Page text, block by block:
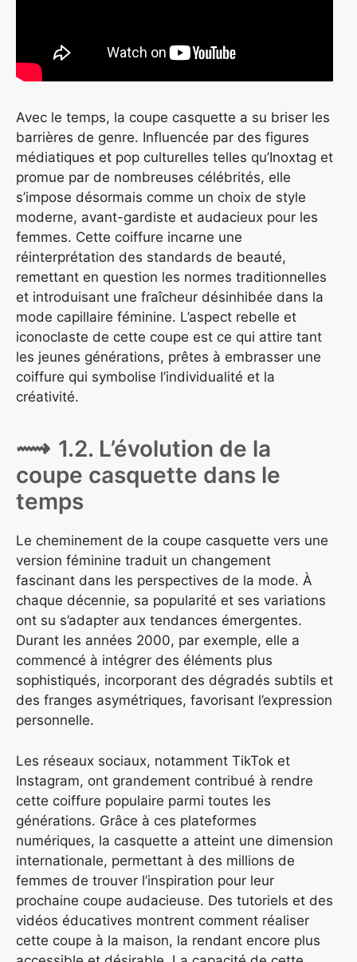
Avec le temps, la coupe casquette a su briser les
barrières de genre. Influencée par des figures
médiatiques et pop culturelles telles qu’Inoxtag et
promue par de nombreuses célébrités, elle
s’impose désormais comme un choix de style
moderne, avant-gardiste et audacieux pour les
femmes. Cette coiffure incarne une
réinterprétation des standards de beauté,
remettant en question les normes traditionnelles
et introduisant une fraîcheur désinhibée dans la
mode capillaire féminine. L’aspect rebelle et
iconoclaste de cette coupe est ce qui attire tant
les jeunes générations, prêtes à embrasser une
coiffure qui symbolise l’individualité et la
créativité.
1.2. L’évolution de la
coupe casquette dans le
temps
Le cheminement de la coupe casquette vers une
version féminine traduit un changement
fascinant dans les perspectives de la mode. À
chaque décennie, sa popularité et ses variations
ont su s’adapter aux tendances émergentes.
Durant les années 2000, par exemple, elle a
commencé à intégrer des éléments plus
sophistiqués, incorporant des dégradés subtils et
des franges asymétriques, favorisant l’expression
personnelle.
Les réseaux sociaux, notamment TikTok et
Instagram, ont grandement contribué à rendre
cette coiffure populaire parmi toutes les
générations. Grâce à ces plateformes
numériques, la casquette a atteint une dimension
internationale, permettant à des millions de
femmes de trouver l’inspiration pour leur
prochaine coupe audacieuse. Des tutoriels et des
vidéos éducatives montrent comment réaliser
cette coupe à la maison, la rendant encore plus